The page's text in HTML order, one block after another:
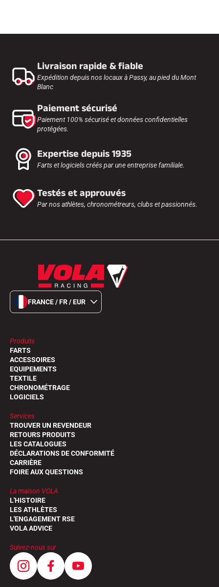
Livraison rapide & fiable
Expédition depuis nos locaux à Passy, au pied du Mont
Blanc
Paiement sécurisé
Paiement 100% sécurisé et données confidentielles
protégées.
Expertise depuis 1935
Farts et logiciels créés par une entreprise familiale.
Testés et approuvés
Par nos athlètes, chronométreurs, clubs et passionnés.
FRANCE / FR / EUR
Produits
FARTS
ACCESSOIRES
EQUIPEMENTS
TEXTILE
CHRONOMÉTRAGE
LOGICIELS
Services
TROUVER UN REVENDEUR
RETOURS PRODUITS
LES CATALOGUES
DÉCLARATIONS DE CONFORMITÉ
CARRIÈRE
FOIRE AUX QUESTIONS
La maison VOLA
L'HISTOIRE
LES ATHLÈTES
L'ENGAGEMENT RSE
VOLA ADVICE
Suivez-nous sur